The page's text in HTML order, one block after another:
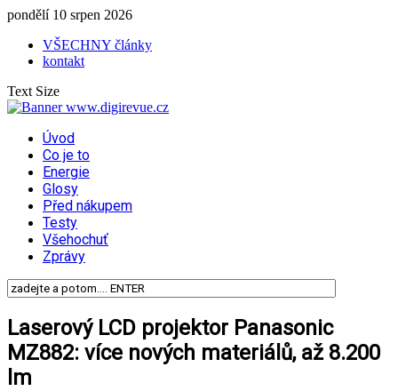
pondělí 10 srpen 2026
VŠECHNY články
kontakt
Text Size
Úvod
Co je to
Energie
Glosy
Před nákupem
Testy
Všehochuť
Zprávy
Laserový LCD projektor Panasonic
MZ882: více nových materiálů, až 8.200
lm